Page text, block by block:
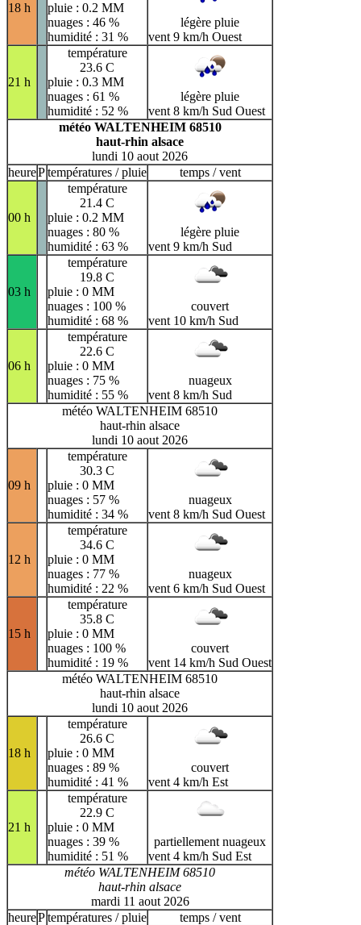
18 h
pluie : 0.2 MM
nuages : 46 %
humidité : 31 %
légère pluie
vent 9 km/h Ouest
21 h
température
23.6 C
pluie : 0.3 MM
nuages : 61 %
humidité : 52 %
légère pluie
vent 8 km/h Sud Ouest
météo WALTENHEIM 68510
haut-rhin alsace
lundi 10 aout 2026
heurePtempératures / pluie temps / vent
00 h
température
21.4 C
pluie : 0.2 MM
nuages : 80 %
humidité : 63 %
légère pluie
vent 9 km/h Sud
03 h
température
19.8 C
pluie : 0 MM
nuages : 100 %
humidité : 68 %
couvert
vent 10 km/h Sud
06 h
température
22.6 C
pluie : 0 MM
nuages : 75 %
humidité : 55 %
nuageux
vent 8 km/h Sud
météo WALTENHEIM 68510
haut-rhin alsace
lundi 10 aout 2026
09 h
température
30.3 C
pluie : 0 MM
nuages : 57 %
humidité : 34 %
nuageux
vent 8 km/h Sud Ouest
12 h
température
34.6 C
pluie : 0 MM
nuages : 77 %
humidité : 22 %
nuageux
vent 6 km/h Sud Ouest
15 h
température
35.8 C
pluie : 0 MM
nuages : 100 %
humidité : 19 %
couvert
vent 14 km/h Sud Ouest
météo WALTENHEIM 68510
haut-rhin alsace
lundi 10 aout 2026
18 h
température
26.6 C
pluie : 0 MM
nuages : 89 %
humidité : 41 %
couvert
vent 4 km/h Est
21 h
température
22.9 C
pluie : 0 MM
nuages : 39 %
humidité : 51 %
partiellement nuageux
vent 4 km/h Sud Est
météo WALTENHEIM 68510
haut-rhin alsace
mardi 11 aout 2026
heurePtempératures / pluie temps / vent